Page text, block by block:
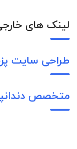
لینک های
طراحی سایت
متخصص